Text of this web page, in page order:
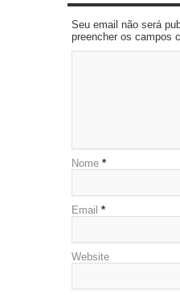
Seu email não será
preencher os campos
Nome *
Email *
Website